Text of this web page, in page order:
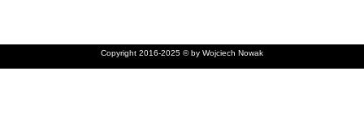
Copyright 2016-2025 © by Wojciech Nowak